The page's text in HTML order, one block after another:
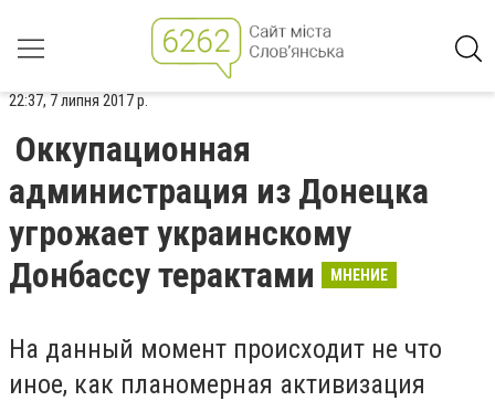
22:37, 7 липня 2017 р.
Оккупационная
администрация из Донецка
угрожает украинскому
Донбассу терактами
МНЕНИЕ
На данный момент происходит не что
иное, как планомерная активизация